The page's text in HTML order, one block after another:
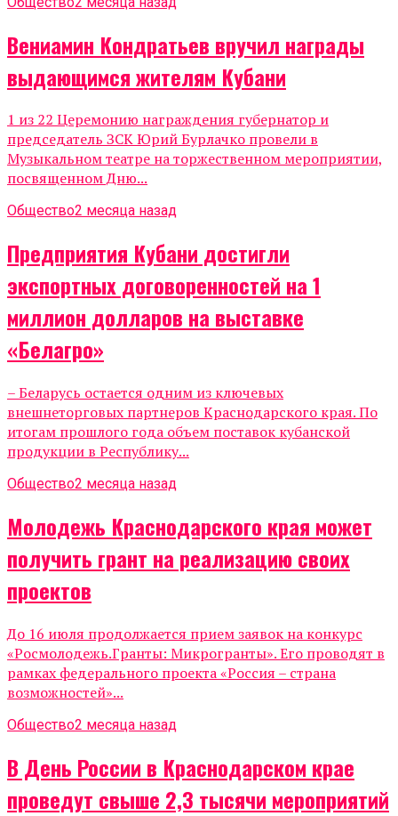
Вениамин Кондратьев вручил награды
выдающимся жителям Кубани
1 из 22 Церемонию награждения губернатор и
председатель ЗСК Юрий Бурлачко провели в
Музыкальном театре на торжественном мероприятии,
посвященном Дню...
Общество2 месяца назад
Предприятия Кубани достигли
экспортных договоренностей на 1
миллион долларов на выставке
«Белагро»
– Беларусь остается одним из ключевых
внешнеторговых партнеров Краснодарского края. По
итогам прошлого года объем поставок кубанской
продукции в Республику...
Общество2 месяца назад
Молодежь Краснодарского края может
получить грант на реализацию своих
проектов
До 16 июля продолжается прием заявок на конкурс
«Росмолодежь.Гранты: Микрогранты». Его проводят в
рамках федерального проекта «Россия – страна
возможностей»...
Общество2 месяца назад
В День России в Краснодарском крае
проведут свыше 2,3 тысячи мероприятий